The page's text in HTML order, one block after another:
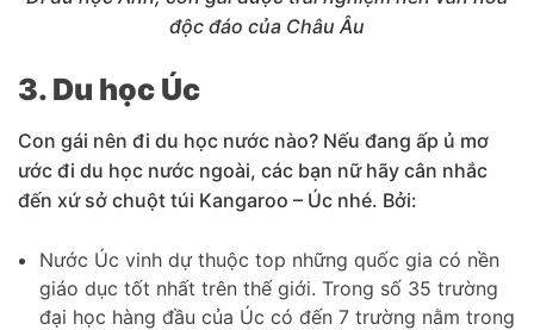
độc đáo của Châu Âu
3. Du học Úc
Con gái nên đi du học nước nào? Nếu đang ấp ủ mơ
ước đi du học nước ngoài, các bạn nữ hãy cân nhắc
đến xứ sở chuột túi Kangaroo – Úc nhé. Bởi:
Nước Úc vinh dự thuộc top những quốc gia có nền
giáo dục tốt nhất trên thế giới. Trong số 35 trường
đại học hàng đầu của Úc có đến 7 trường nằm trong